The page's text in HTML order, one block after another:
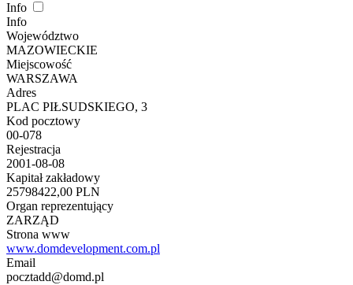
Info
Info
Województwo
MAZOWIECKIE
Miejscowość
WARSZAWA
Adres
PLAC PIŁSUDSKIEGO, 3
Kod pocztowy
00-078
Rejestracja
2001-08-08
Kapitał zakładowy
25798422,00 PLN
Organ reprezentujący
ZARZĄD
Strona www
www.domdevelopment.com.pl
Email
pocztadd@domd.pl